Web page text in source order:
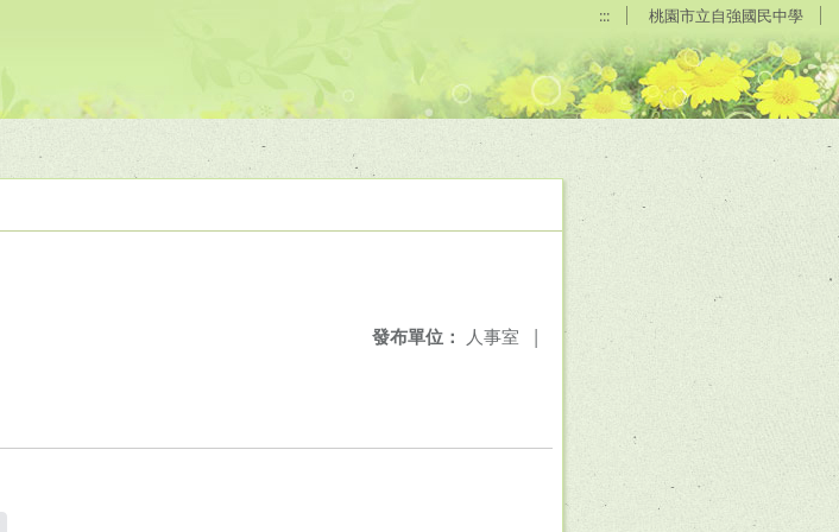
::: 桃園市立自強國民中學
發布單位： 人事室 |